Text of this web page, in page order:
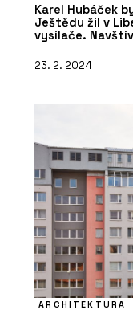
Karel Hubáček
Ještědu žil v
vysílače.
23. 2. 2024
ARCHITEKTURA